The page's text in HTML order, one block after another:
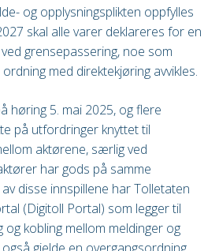
og opplysningsplikten oppfylles
skal alle varer deklareres for en
grensepassering, noe som
med direktekjøring avvikles.
høring 5. mai 2025, og flere
på utfordringer knyttet til
aktørene, særlig ved
har gods på samme
disse innspillene har Tolletaten
(Digitoll Portal) som legger til
kobling mellom meldinger og